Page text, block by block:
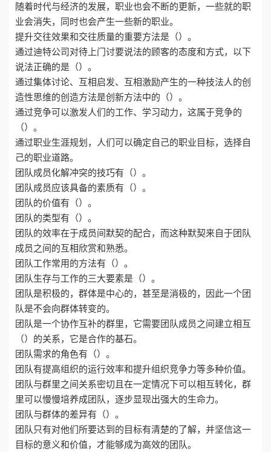
随着时代与经济的发展，职业也会不断的更新，一些就的职
业会消失，同时也会产生一些新的职业。
提升交往效果和交往质量的重要方法是（）。
通过迪特公司对待上门讨要说法的顾客的态度和方式，以下
说法正确的是（）。
通过集体讨论、互相启发、互相激励产生的一种技法人的创
造性思维的创造方法是创新方法中的（）。
通过竞争可以激发人们的工作、学习动力，这属于竞争的
（）。
通过职业生涯规划，人们可以确定自己的职业目标，选择自
己的职业道路。
团队成员化解冲突的技巧有（）。
团队成员应该具备的素质有（）。
团队的价值有（）。
团队的类型有（）。
团队的效率在于成员间默契的配合，而这种默契来自于团队
成员之间的互相欣赏和熟悉。
团队工作常用的方法有（）。
团队生存与工作的三大要素是（）。
团队是积极的，群体是中心的，甚至是消极的，因此一个团
队是不会向群体转变的。
团队是一个协作互补的群里，它需要团队成员之间建立相互
（）的关系，它是合作的基石。
团队需求的角色有（）。
团队有提高组织的运行效率和提升组织竞争力等多种价值。
团队与群里之间关系密切且在一定情况下可以相互转化，群
里可以慢慢培养成团队，逐步显现出强大的生命力。
团队与群体的差异有（）。
团队只有对他们所要达到的目标有清楚的了解，并坚信这一
目标的意义和价值，才能够成为高效的团队。